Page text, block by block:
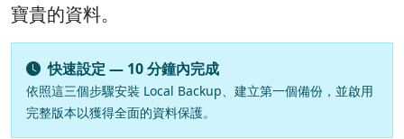
寶貴的資料。
快速設定 — 10 分鐘內完成
依照這三個步驟安裝 Local Backup、建立第一個備份，並啟用
完整版本以獲得全面的資料保護。